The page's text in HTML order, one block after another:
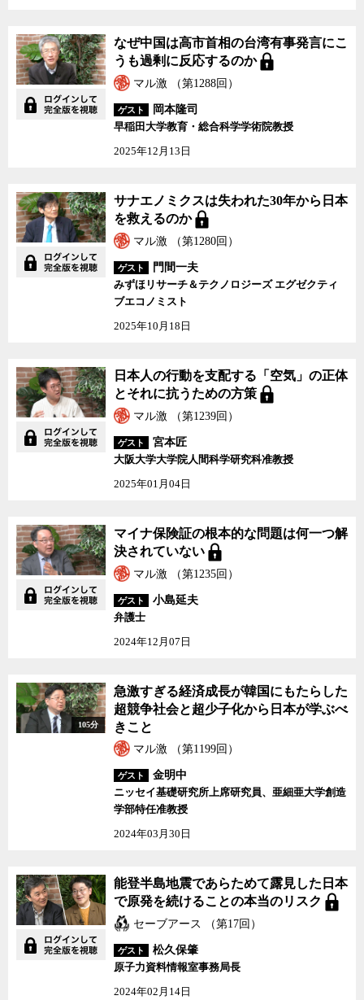
なぜ中国は高市首相の台湾有事発言にこ
うも過剰に反応するのか
マル激 （第1288回）
ゲスト
岡本隆司
早稲田大学教育・総合科学学術院教授
2025年12月13日
サナエノミクスは失われた30年から日本
を救えるのか
マル激 （第1280回）
ゲスト
門間一夫
みずほリサーチ＆テクノロジーズ エグゼクティ
ブエコノミスト
2025年10月18日
日本人の行動を支配する「空気」の正体
とそれに抗うための方策
マル激 （第1239回）
ゲスト
宮本匠
大阪大学大学院人間科学研究科准教授
2025年01月04日
マイナ保険証の根本的な問題は何一つ解
決されていない
マル激 （第1235回）
ゲスト
小島延夫
弁護士
2024年12月07日
105分
急激すぎる経済成長が韓国にもたらした
超競争社会と超少子化から日本が学ぶべ
きこと
マル激 （第1199回）
ゲスト
金明中
ニッセイ基礎研究所上席研究員、亜細亜大学創造
学部特任准教授
2024年03月30日
能登半島地震であらためて露見した日本
で原発を続けることの本当のリスク
セーブアース （第17回）
ゲスト
松久保肇
原子力資料情報室事務局長
2024年02月14日